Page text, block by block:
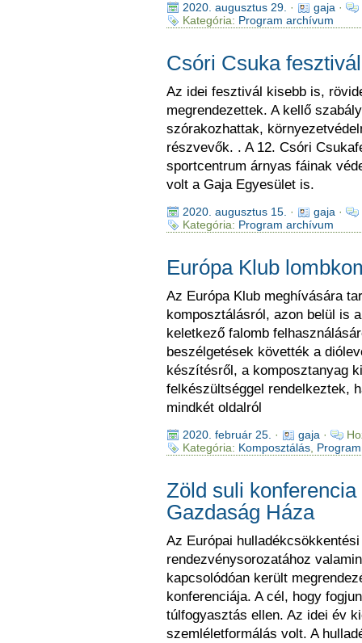
2020. augusztus 29. · gaja ·
Kategória: Program archívum
Csóri Csuka
Az idei fesztivál kisebb is,
megrendezettek. A kellő
szórakozhattak,
részvevők. . A 12. Csóri
sportcentrum árnyas fáinak
volt a Gaja Egyesület is.
2020. augusztus 15. · gaja ·
Kategória: Program archívum
Európa Klub
Az Európa Klub meghívására
komposztálásról, azon belül is
keletkező falomb
beszélgetések követték a
készítésről, a komposztanyag
felkészültséggel rendelkeztek,
mindkét oldalról
2020. február 25. · gaja ·
Kategória: Komposztálás,
Zöld suli
Gazdaság Háza
Az Európai
rendezvénysorozatához
kapcsolódóan került
konferenciája. A cél, hogy
túlfogyasztás ellen. Az idei év
szemléletformálás volt. A